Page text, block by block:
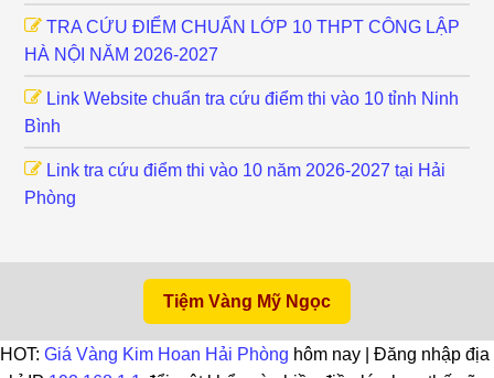
TRA CỨU ĐIỂM CHUẨN LỚP 10 THPT CÔNG LẬP
HÀ NỘI NĂM 2026-2027
Link Website chuẩn tra cứu điểm thi vào 10 tỉnh Ninh
Bình
Link tra cứu điểm thi vào 10 năm 2026-2027 tại Hải
Phòng
Tiệm Vàng Mỹ Ngọc
HOT: Giá Vàng Kim Hoan Hải Phòng hôm nay | Đăng nhập địa